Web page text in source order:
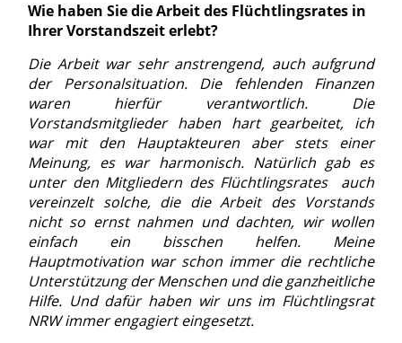
Wie haben Sie die Arbeit des Flüchtlingsrates in
Ihrer Vorstandszeit erlebt?
Die Arbeit war sehr anstrengend, auch aufgrund
der Personalsituation. Die fehlenden Finanzen
waren hierfür verantwortlich. Die
Vorstandsmitglieder haben hart gearbeitet, ich
war mit den Hauptakteuren aber stets einer
Meinung, es war harmonisch. Natürlich gab es
unter den Mitgliedern des Flüchtlingsrates auch
vereinzelt solche, die die Arbeit des Vorstands
nicht so ernst nahmen und dachten, wir wollen
einfach ein bisschen helfen. Meine
Hauptmotivation war schon immer die rechtliche
Unterstützung der Menschen und die ganzheitliche
Hilfe. Und dafür haben wir uns im Flüchtlingsrat
NRW immer engagiert eingesetzt.